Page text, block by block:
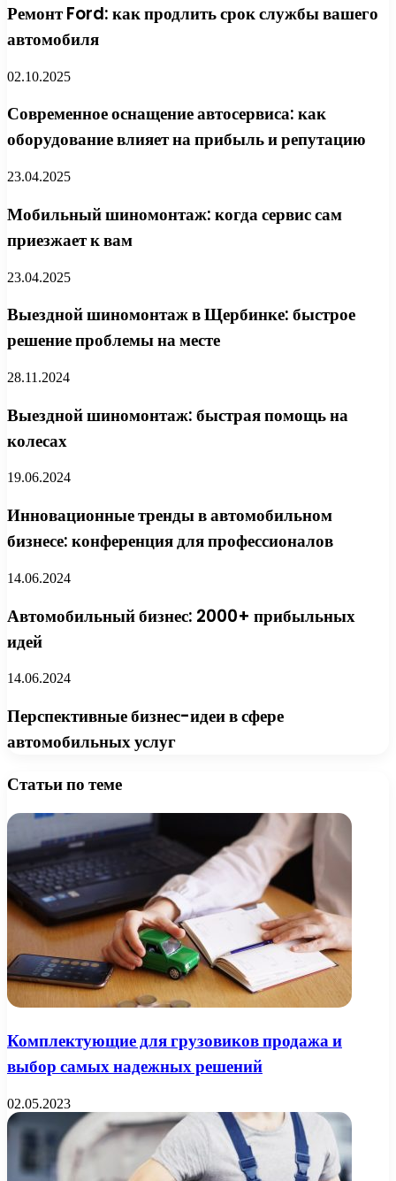
Ремонт Ford: как продлить срок службы вашего
автомобиля
02.10.2025
Современное оснащение автосервиса: как
оборудование влияет на прибыль и репутацию
23.04.2025
Мобильный шиномонтаж: когда сервис сам
приезжает к вам
23.04.2025
Выездной шиномонтаж в Щербинке: быстрое
решение проблемы на месте
28.11.2024
Выездной шиномонтаж: быстрая помощь на
колесах
19.06.2024
Инновационные тренды в автомобильном
бизнесе: конференция для профессионалов
14.06.2024
Автомобильный бизнес: 2000+ прибыльных
идей
14.06.2024
Перспективные бизнес-идеи в сфере
автомобильных услуг
Статьи по теме
Комплектующие для грузовиков продажа и
выбор самых надежных решений
02.05.2023